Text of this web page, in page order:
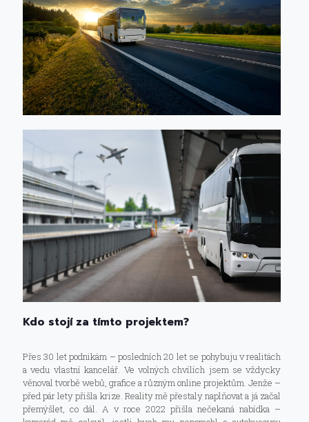
Kdo stojí za tímto projektem?
Přes 30 let podnikám – posledních 20 let se pohybuju v realitách
a vedu vlastní kancelář. Ve volných chvílích jsem se vždycky
věnoval tvorbě webů, grafice a různým online projektům. Jenže –
před pár lety přišla krize. Reality mě přestaly naplňovat a já začal
přemýšlet, co dál. A v roce 2022 přišla nečekaná nabídka –